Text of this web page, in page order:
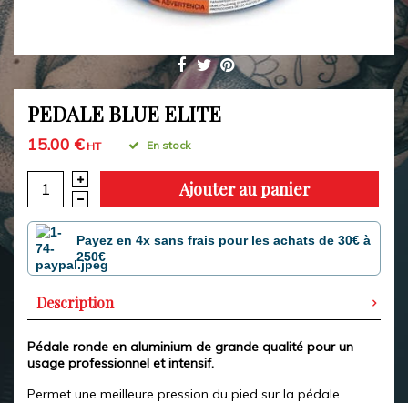
PEDALE BLUE ELITE
15.00 €HT En stock
Ajouter au panier
Payez en 4x sans frais pour les achats de 30€ à
250€
Description
Pédale ronde en aluminium de grande qualité pour un
usage professionnel et intensif.
Permet une meilleure pression du pied sur la pédale.